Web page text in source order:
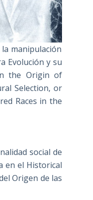
manipulación
Evolución y su
the Origin of
Selection, or
Races in the
social de
en el Historical
Origen de las